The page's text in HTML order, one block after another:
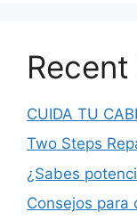
CUIDA TU
Two Steps
¿Sabes
Consejos para